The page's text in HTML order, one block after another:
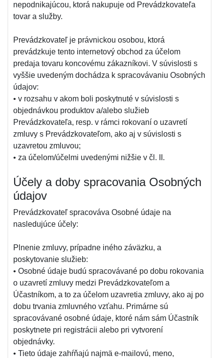
nepodnikajúcou, ktorá nakupuje od Prevádzkovateľa
tovar a služby.
Prevádzkovateľ je právnickou osobou, ktorá
prevádzkuje tento internetový obchod za účelom
predaja tovaru koncovému zákazníkovi. V súvislosti s
vyššie uvedeným dochádza k spracovávaniu Osobných
údajov:
• v rozsahu v akom boli poskytnuté v súvislosti s
objednávkou produktov a/alebo služieb
Prevádzkovateľa, resp. v rámci rokovaní o uzavretí
zmluvy s Prevádzkovateľom, ako aj v súvislosti s
uzavretou zmluvou;
• za účelom/účelmi uvedenými nižšie v čl. II.
Účely a doby spracovania Osobných
údajov
Prevádzkovateľ spracováva Osobné údaje na
nasledujúce účely:
Plnenie zmluvy, prípadne iného záväzku, a
poskytovanie služieb:
• Osobné údaje budú spracovávané po dobu rokovania
o uzavretí zmluvy medzi Prevádzkovateľom a
Účastníkom, a to za účelom uzavretia zmluvy, ako aj po
dobu trvania zmluvného vzťahu. Primárne sú
spracovávané osobné údaje, ktoré nám sám Účastník
poskytnete pri registrácii alebo pri vytvorení
objednávky.
• Tieto údaje zahŕňajú najmä e-mailovú, meno,